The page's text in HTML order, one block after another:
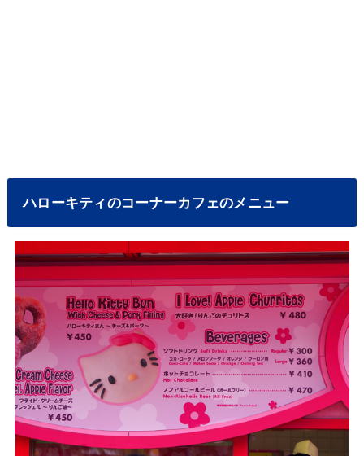
ハローキティのコーナーカフェのメニュー